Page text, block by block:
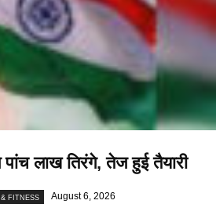
लाख तिरंगे, तेज हुई तैयारी
FITNESS August 6, 2026